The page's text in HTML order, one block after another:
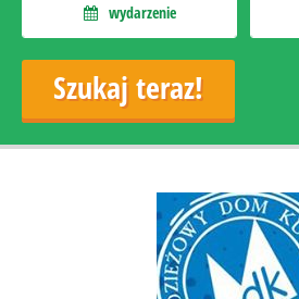
wydarzenie